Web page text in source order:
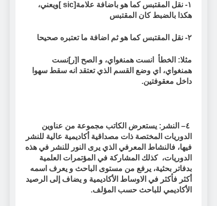
١- نقل المقتبس كما هو باضافة علامة[ sic]ويعني،
هكذا بالضبط كان المقتبس
٢- نقل المقتبس كما هو ثم اضافة ما تعتبره صحيحا
مثلا: الخطأ انست همنغواي، و الصح ا[ر]نست
همنغواي، اي وضع القسم الذي تعتقد انه سقط سهوا
داخل معقوفتين.
٤– النشر: يستعرض الكاتب مجموعة من عناوين
الدوريات المختصة ذات مصداقية أكاديمية عالية للنشر
فيها، فالنشاط المعرفي الذي يرى النور للنشر في هذه
الدوريات، كذلك المشاركة في المؤتمرات العلمية
بدفاتر بحثية، يرفع من مستوى الباحث و يعرف اسمه
أكثر فأكثر في الاوساط الأكاديمية و يضاف إلى الرصيد
الأكاديمي للباحث حسب المؤلف.